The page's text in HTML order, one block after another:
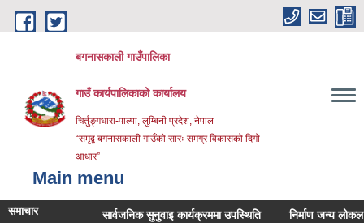
Skip to main content
बगनासकाली गाउँपालिका
गाउँ कार्यपालिकाको कार्यालय
चिर्तुङ्गधारा-पाल्पा, लुम्बिनी प्रदेश, नेपाल
“समृद्व बगनासकाली गाउँको सारः समग्र विकासको दिगो
आधार”
Main menu
समाचार सार्वजनिक सुनुवाइ कार्यक्रममा उपस्थिति निर्माण जन्य लोकल